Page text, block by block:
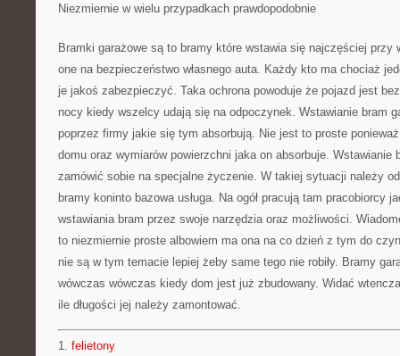
Niezmiernie w wielu przypadkach prawdopodobnie
Bramki garażowe są to bramy które wstawia się najczęściej przy
one na bezpieczeństwo własnego auta. Każdy kto ma chociaż
je jakoś zabezpieczyć. Taka ochrona powoduje że pojazd jest
nocy kiedy wszelcy udają się na odpoczynek. Wstawianie bram
poprzez firmy jakie się tym absorbują. Nie jest to proste
domu oraz wymiarów powierzchni jaka on absorbuje. Wstawianie
zamówić sobie na specjalne życzenie. W takiej sytuacji należy
bramy koninto bazowa usługa. Na ogół pracują tam pracobiorcy
wstawiania bram przez swoje narzędzia oraz możliwości.
to niezmiernie proste albowiem ma ona na co dzień z tym do
nie są w tym temacie lepiej żeby same tego nie robiły. Bramy
wówczas wówczas kiedy dom jest już zbudowany. Widać
ile długości jej należy zamontować.
1. felietony